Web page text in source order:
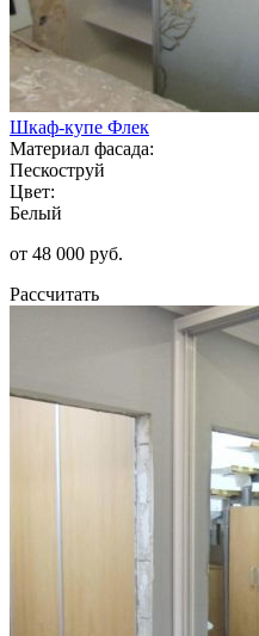
Шкаф-купе Флек
Материал фасада:
Пескоструй
Цвет:
Белый
от 48 000 руб.
Рассчитать